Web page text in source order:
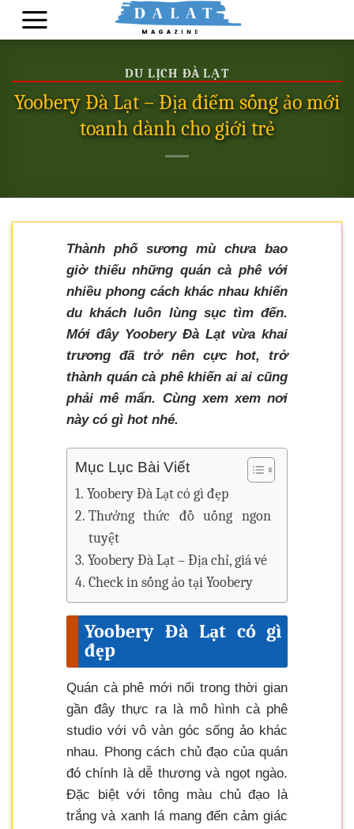
Skip
DU LỊCH ĐÀ LẠT
Yoobery Đà Lạt – Địa điểm sống ảo mới
toanh dành cho giới trẻ
Thành phố sương mù chưa bao
giờ thiếu những quán cà phê với
nhiều phong cách khác nhau khiến
du khách luôn lùng sục tìm đến.
Mới đây Yoobery Đà Lạt vừa khai
trương đã trở nên cực hot, trở
thành quán cà phê khiến ai ai cũng
phải mê mẩn. Cùng xem xem nơi
này có gì hot nhé.
Mục Lục Bài Viết
Yoobery Đà Lạt có gì đẹp
Thưởng thức đồ uống ngon
tuyệt
Yoobery Đà Lạt – Địa chỉ, giá vé
Check in sống ảo tại Yoobery
Yoobery Đà Lạt có gì
đẹp
Quán cà phê mới nổi trong thời gian
gần đây thực ra là mô hình cà phê
studio với vô vàn góc sống ảo khác
nhau. Phong cách chủ đạo của quán
đó chính là dễ thương và ngọt ngào.
Đặc biệt với tông màu chủ đạo là
trắng và xanh lá mang đến cảm giác